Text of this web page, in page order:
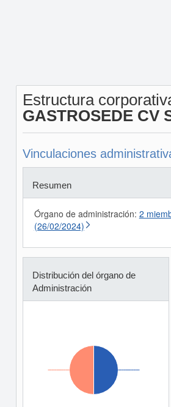
Estructura
GASTROSEDE CV
Vinculaciones
Resumen
Órgano de administración: 2
(26/02/2024)
Distribución del órgano de
Administración